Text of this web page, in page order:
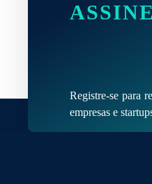
Registre-se para
empresas e